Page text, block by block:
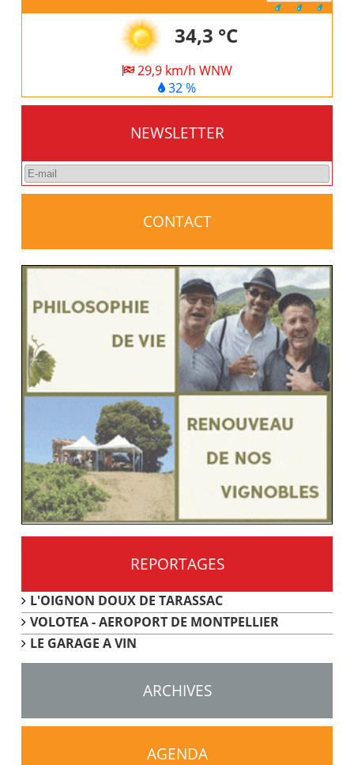
34,3 °C
29,9 km/h WNW
32 %
NEWSLETTER
CONTACT
REPORTAGES
L'OIGNON DOUX DE TARASSAC
VOLOTEA - AEROPORT DE MONTPELLIER
LE GARAGE A VIN
ARCHIVES
AGENDA